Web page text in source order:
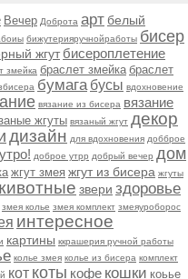
Вечер Доброта артбелый
бижутерияручнойработы бисер
жгут бисероплетение
змейка браслет змейка браслет
бумага бусы вдохновение
вязание из бисера вязание
жгуты вязаный жгут декор
дизайн для вдохновения добброе
доброе утрр добрый вечер дом
жгут змея жгут из бисера жгуты
звери здоровье
змея колье змея комплект змеяуроборос
интересное
картины ккрашерия ручной работы
колье змея колье из бисера комплект
кот коты кофе кошки коьье